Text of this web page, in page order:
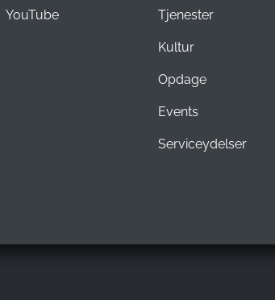
YouTube Tjenester
Kultur
Opdage
Events
Serviceydelser